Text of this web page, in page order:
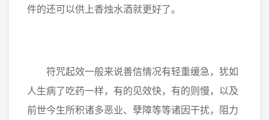
件的还可以供上香烛水酒就更好了。
符咒起效一般来说善信情况有轻重缓急，犹如
人生病了吃药一样，有的见效快，有的则慢，以及
前世今生所积诸多恶业、孽障等等诸因干扰，阻力